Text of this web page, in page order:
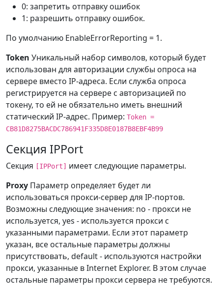
0: запретить отправку ошибок
1: разрешить отправку ошибок.
По умолчанию EnableErrorReporting = 1.
Token Уникальный набор символов, который будет
использован для авторизации службы опроса на
сервере вместо IP-адреса. Если служба опроса
регистрируется на сервере с авторизацией по
токену, то ей не обязательно иметь внешний
статический IP-адрес. Пример: Token =
CB81D8275BACDC786941F335D8E0187B8EBF4B99
Секция IPPort
Секция [IPPort] имеет следующие параметры.
Proxy Параметр определяет будет ли
использоваться прокси-сервер для IP-портов.
Возможны следующие значения: no - прокси не
используется, yes - используется прокси с
указанными параметрами. Если этот параметр
указан, все остальные параметры должны
присутствовать, default - используются настройки
прокси, указанные в Internet Explorer. В этом случае
остальные параметры прокси сервера не требуются.